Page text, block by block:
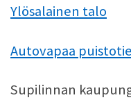
Ylösalainen talo
Autovapaa puistotie
Supilinnan